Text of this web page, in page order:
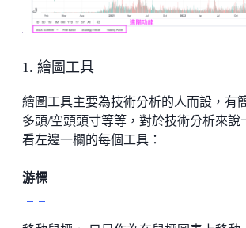
1. 繪圖工具
繪圖工具主要為技術分析的人而設，有
多頭/空頭頭寸等等，對於技術分析來說
看左邊一欄的每個工具：
游標